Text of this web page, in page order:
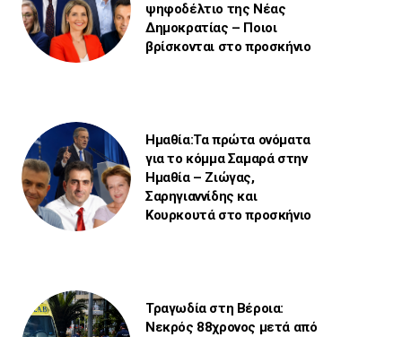
ψηφοδέλτιο της Νέας
Δημοκρατίας – Ποιοι
βρίσκονται στο προσκήνιο
Ημαθία:Τα πρώτα ονόματα
για το κόμμα Σαμαρά στην
Ημαθία – Ζιώγας,
Σαρηγιαννίδης και
Κουρκουτά στο προσκήνιο
Τραγωδία στη Βέροια:
Νεκρός 88χρονος μετά από